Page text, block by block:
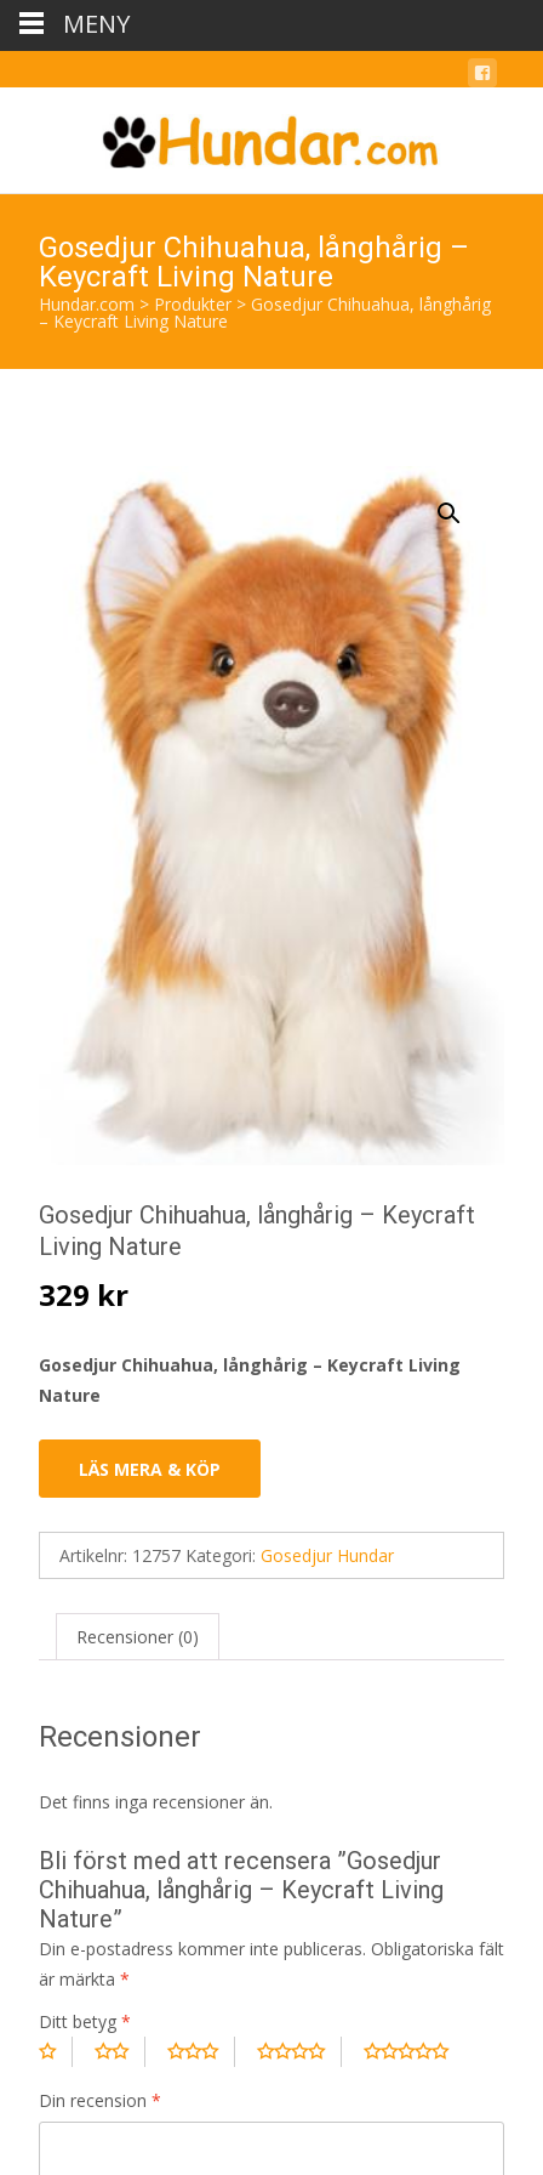
Gosedjur Chihuahua, långhårig –
Keycraft Living Nature
Hundar.com > Produkter > Gosedjur Chihuahua, långhårig
– Keycraft Living Nature
Gosedjur Chihuahua, långhårig – Keycraft
Living Nature
329 kr
Gosedjur Chihuahua, långhårig – Keycraft Living
Nature
LÄS MERA & KÖP
Artikelnr: 12757 Kategori: Gosedjur Hundar
Recensioner (0)
Recensioner
Det finns inga recensioner än.
Bli först med att recensera ”Gosedjur
Chihuahua, långhårig – Keycraft Living
Nature”
Din e-postadress kommer inte publiceras. Obligatoriska fält
är märkta *
Ditt betyg *
Din recension *
MENY